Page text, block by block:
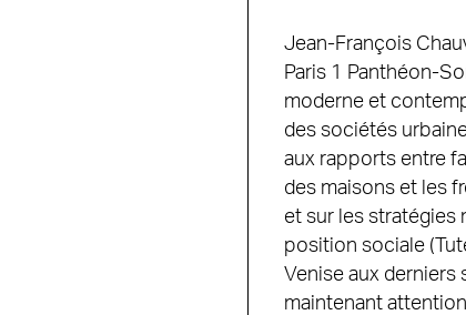
Jean-François
Paris 1 Panthéon-
moderne et
des sociétés
aux rapports entre
des maisons et les
et sur les stratégies
position sociale
Venise aux derniers
maintenant